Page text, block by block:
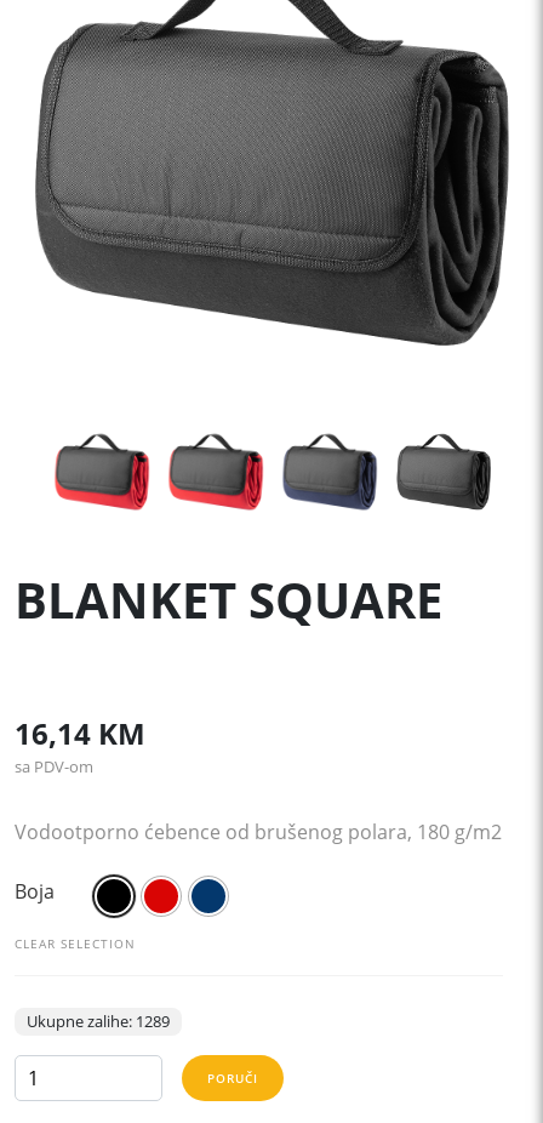
BLANKET SQUARE
16,14 KM
sa PDV-om
Vodootporno ćebence od brušenog polara, 180 g/m2
Boja
CLEAR SELECTION
Ukupne zalihe: 1289
BLANKET
SQUARE
PORUČI